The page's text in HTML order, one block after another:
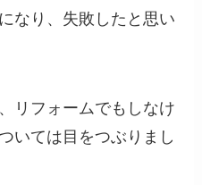
なり、失敗したと思い
リフォームでもしなけ
いては目をつぶりまし